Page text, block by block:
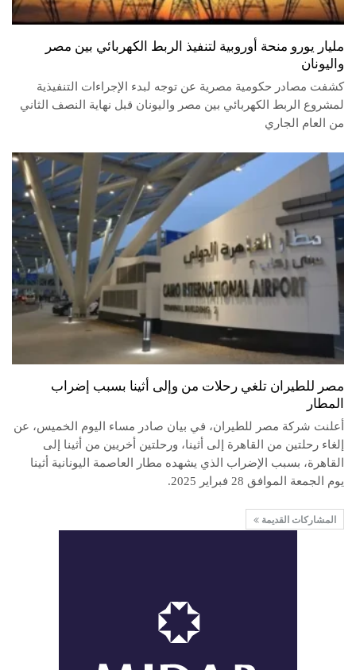
مليار يورو منحة أوروبية لتنفيذ الربط الكهربائي بين مصر
واليونان
كشفت مصادر حكومية مصرية عن توجه لبدء الإجراءات التنفيذية
لمشروع الربط الكهربائي بين مصر واليونان قبل نهاية النصف الثاني
من العام الجاري
مصر للطيران تلغي رحلات من وإلى أثينا بسبب إضراب
المطار
أعلنت شركة مصر للطيران، في بيان صادر مساء اليوم الخميس، عن
إلغاء رحلتين من القاهرة إلى أثينا، ورحلتين أخريين من أثينا إلى
القاهرة، بسبب الإضراب الذي يشهده مطار العاصمة اليونانية أثينا
يوم الجمعة الموافق 28 فبراير 2025.
المشاركات القديمة